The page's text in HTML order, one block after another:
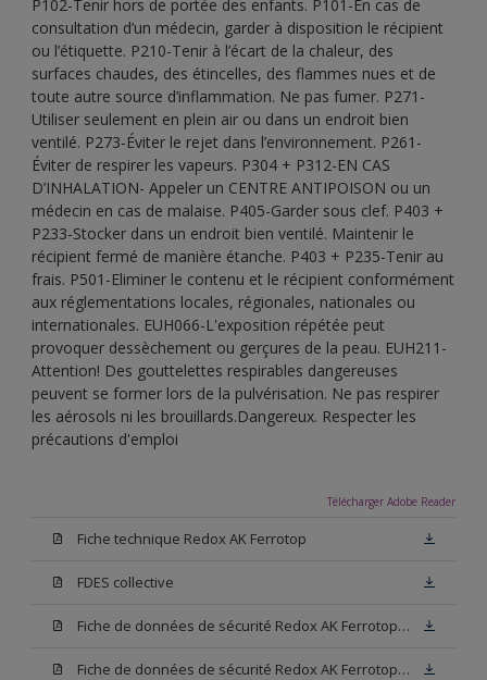
P102-Tenir hors de portée des enfants. P101-En cas de
consultation d’un médecin, garder à disposition le récipient
ou l’étiquette. P210-Tenir à l’écart de la chaleur, des
surfaces chaudes, des étincelles, des flammes nues et de
toute autre source d’inflammation. Ne pas fumer. P271-
Utiliser seulement en plein air ou dans un endroit bien
ventilé. P273-Éviter le rejet dans l’environnement. P261-
Éviter de respirer les vapeurs. P304 + P312-EN CAS
D’INHALATION- Appeler un CENTRE ANTIPOISON ou un
médecin en cas de malaise. P405-Garder sous clef. P403 +
P233-Stocker dans un endroit bien ventilé. Maintenir le
récipient fermé de manière étanche. P403 + P235-Tenir au
frais. P501-Eliminer le contenu et le récipient conformément
aux réglementations locales, régionales, nationales ou
internationales. EUH066-L'exposition répétée peut
provoquer dessèchement ou gerçures de la peau. EUH211-
Attention! Des gouttelettes respirables dangereuses
peuvent se former lors de la pulvérisation. Ne pas respirer
les aérosols ni les brouillards.Dangereux. Respecter les
précautions d'emploi
Télécharger Adobe Reader
Fiche technique Redox AK Ferrotop
FDES collective
Fiche de données de sécurité Redox AK Ferrotop Base W05
Fiche de données de sécurité Redox AK Ferrotop Noir